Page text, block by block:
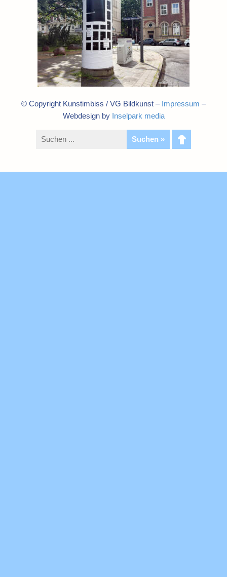
© Copyright Kunstimbiss / VG Bildkunst – Impressum –
Webdesign by Inselpark media